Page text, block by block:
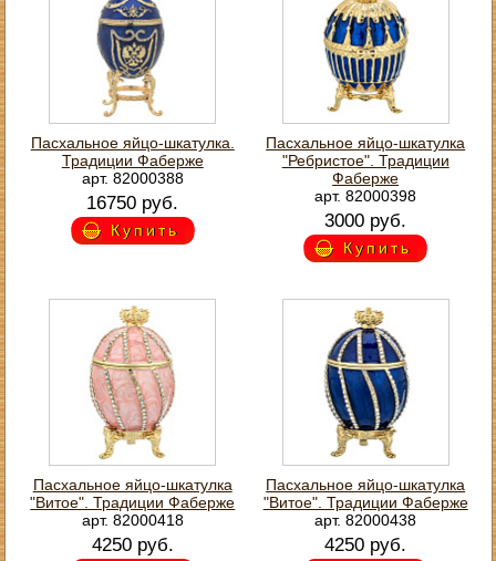
Пасхальное яйцо-шкатулка.
Традиции Фаберже
арт. 82000388
16750 руб.
Купить
Пасхальное яйцо-шкатулка
"Ребристое". Традиции
Фаберже
арт. 82000398
3000 руб.
Купить
Пасхальное яйцо-шкатулка
"Витое". Традиции Фаберже
арт. 82000418
4250 руб.
Пасхальное яйцо-шкатулка
"Витое". Традиции Фаберже
арт. 82000438
4250 руб.